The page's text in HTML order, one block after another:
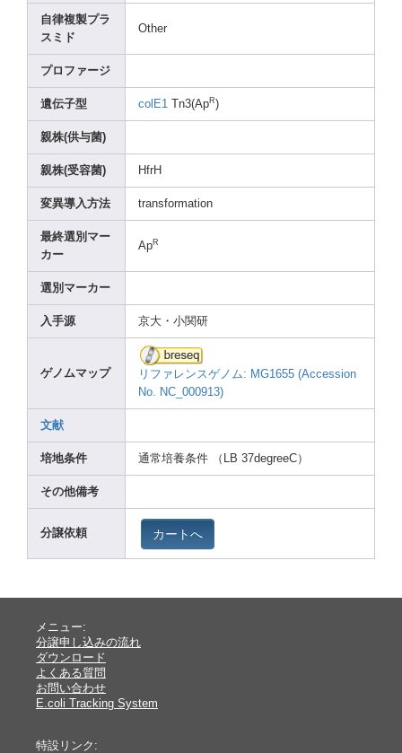
自律複製プラ
スミド
Other
プロファージ
遺伝子型 colE1 Tn3(ApR)
親株(供与菌)
親株(受容菌) HfrH
変異導入方法 transformation
最終選別マー
カー
ApR
選別マーカー
入手源 京大・小関研
ゲノムマップ リファレンスゲノム: MG1655 (Accession
No. NC_000913)
文献
培地条件 通常培養条件 （LB 37degreeC）
その他備考
分譲依頼 カートへ
メニュー:
分譲申し込みの流れ
ダウンロード
よくある質問
お問い合わせ
E.coli Tracking System
特設リンク: